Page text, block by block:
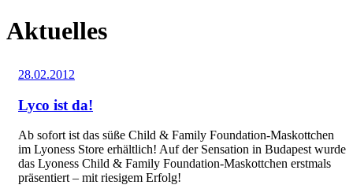
Aktuelles
28.02.2012
Lyco ist da!
Ab sofort ist das süße Child & Family Foundation-Maskottchen
im Lyoness Store erhältlich! Auf der Sensation in Budapest wurde
das Lyoness Child & Family Foundation-Maskottchen erstmals
präsentiert – mit riesigem Erfolg!